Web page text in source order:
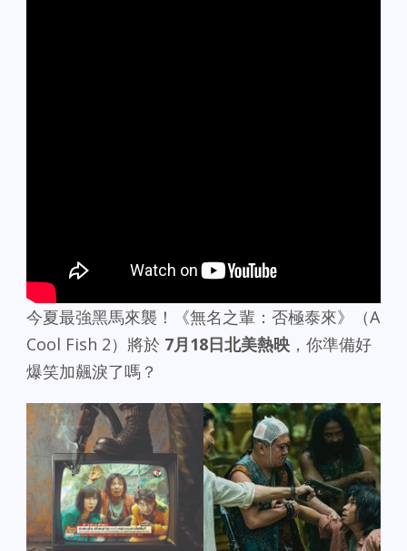
今夏最強黑馬來襲！《無名之輩：否極泰來》（A
Cool Fish 2）將於 7月18日北美熱映 ，你準備好
爆笑加飆淚了嗎？